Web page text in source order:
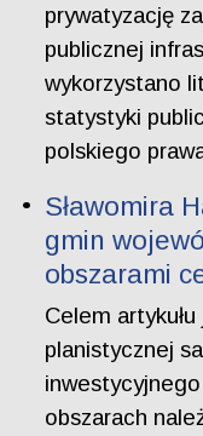
prywatyzację
publicznej
wykorzystano
statystyki
polskiego
Sławomira
gmin
obszarami
Celem
planistycznej
obszarach